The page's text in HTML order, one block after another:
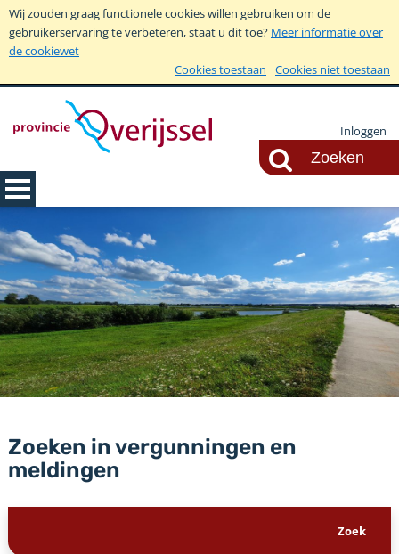
Wij zouden graag functionele cookies willen gebruiken om de
gebruikerservaring te verbeteren, staat u dit toe? Meer informatie over
de cookiewet
Cookies toestaan
Cookies niet toestaan
Inloggen
Zoeken in vergunningen en
meldingen